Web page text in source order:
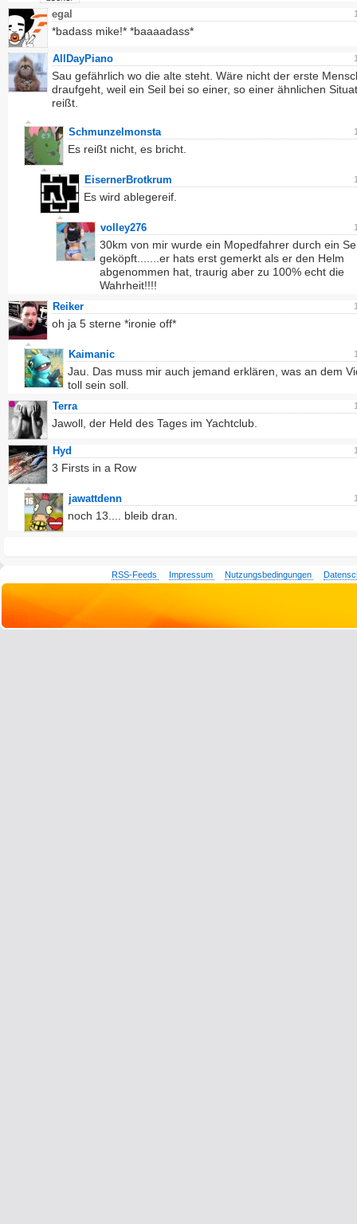
egal
*badass mike!* *baaaadass*
AllDayPiano
Sau gefährlich wo die alte steht. Wäre nicht der erste
draufgeht, weil ein Seil bei so einer, so einer ähnlichen
reißt.
Schmunzelmonsta
Es reißt nicht, es bricht.
EisernerBrotkrum
Es wird ablegereif.
volley276
30km von mir wurde ein Mopedfahrer durch ein
geköpft.......er hats erst gemerkt als er den Helm
abgenommen hat, traurig aber zu 100% echt die
Wahrheit!!!!
Reiker
oh ja 5 sterne *ironie off*
Kaimanic
Jau. Das muss mir auch jemand erklären, was an dem
toll sein soll.
Terra
Jawoll, der Held des Tages im Yachtclub.
Hyd
3 Firsts in a Row
jawattdenn
noch 13.... bleib dran.
RSS-Feeds Impressum Nutzungsbedingungen